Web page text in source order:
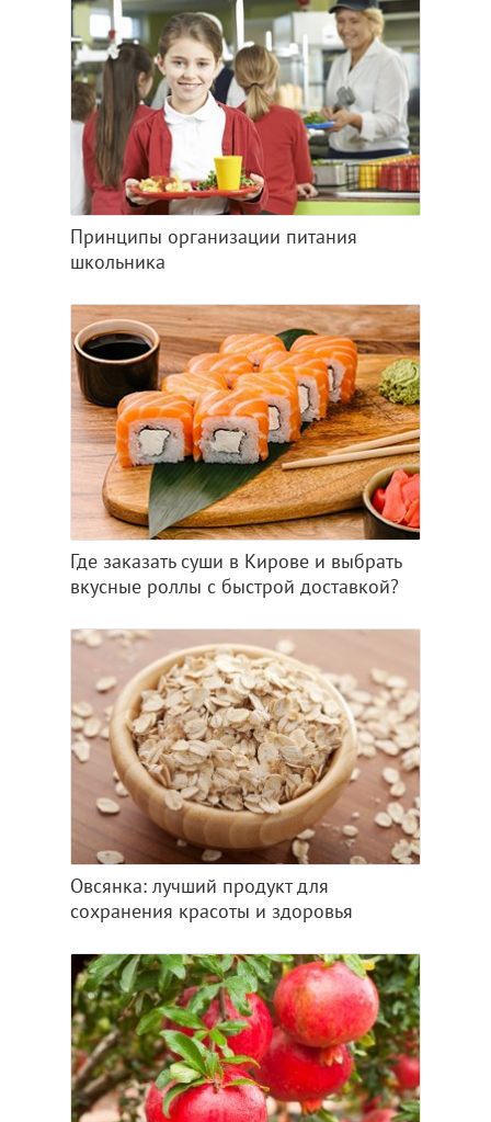
Принципы организации питания
школьника
Где заказать суши в Кирове и выбрать
вкусные роллы с быстрой доставкой?
Овсянка: лучший продукт для
сохранения красоты и здоровья